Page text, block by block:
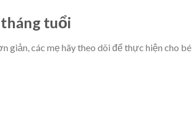
tháng tuổi
giản, các mẹ hãy theo dõi để thực hiện cho bé